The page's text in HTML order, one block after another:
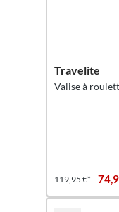
Travelite
Valise à
119,95 €*